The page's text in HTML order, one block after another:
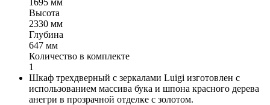
Высота
2330 мм
Глубина
647 мм
Количество в комплекте
1
Шкаф трехдверный с зеркалами Luigi изготовлен с
использованием массива бука и шпона красного дерева
анегри в прозрачной отделке с золотом.